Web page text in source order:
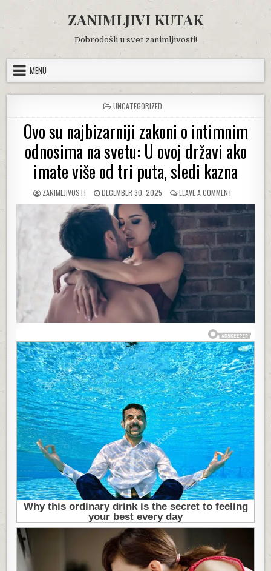
content
ZANIMLJIVI KUTAK
Dobrodošli u svet zanimljivosti!
MENU
POSTED
IN
UNCATEGORIZED
Ovo su najbizarniji zakoni o intimnim
odnosima na svetu: U ovoj državi ako
imate više od tri puta, sledi kazna
AUTHOR:
ZANIMLJIVOSTI
PUBLISHED
DATE:
DECEMBER 30, 2025 LEAVE A COMMENTON
OVO
SU
ZAKONI
O
ODNOSIMA
NA
U
AKO
IMATE
VIŠE
OD
TRI
PUTA,
SLEDI
KAZNA